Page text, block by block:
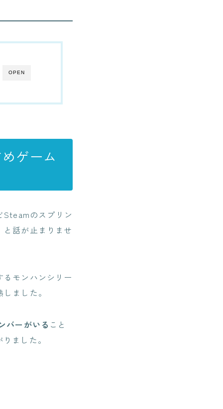
OPEN
ゲーム
Steamのスプリン
話が止まりませ
るモンハンシリー
ました。
バーがいる こと
ました。